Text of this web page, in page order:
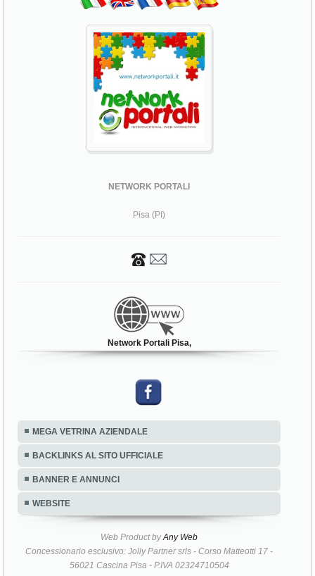
Network Portali, elenco portali hotel gratis
Pisa (PI)
Network Portali Pisa,
MEGA VETRINA AZIENDALE
BACKLINKS AL SITO UFFICIALE
BANNER E ANNUNCI